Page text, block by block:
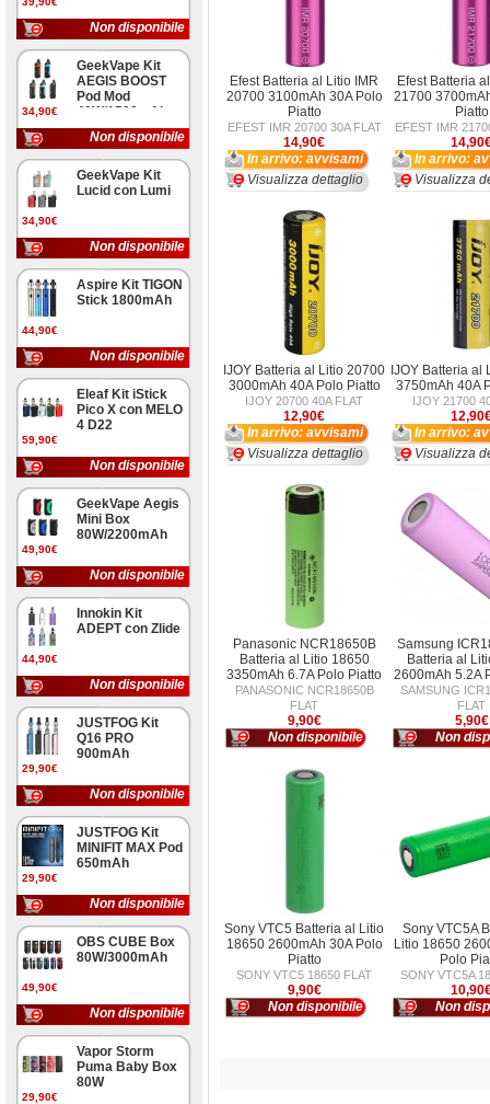
Non disponibile
34,90€
GeekVape Kit
AEGIS BOOST
Pod Mod
40W/1500mAh
Non disponibile
34,90€
GeekVape Kit
Lucid con Lumi
Non disponibile
44,90€
Aspire Kit TIGON
Stick 1800mAh
Non disponibile
59,90€
Eleaf Kit iStick
Pico X con MELO
4 D22
Non disponibile
49,90€
GeekVape Aegis
Mini Box
80W/2200mAh
Non disponibile
44,90€
Innokin Kit
ADEPT con Zlide
Non disponibile
29,90€
JUSTFOG Kit
Q16 PRO
900mAh
Non disponibile
29,90€
JUSTFOG Kit
MINIFIT MAX Pod
650mAh
Non disponibile
49,90€
OBS CUBE Box
80W/3000mAh
Non disponibile
29,90€
Vapor Storm
Puma Baby Box
80W
Efest Batteria al Litio IMR
20700 3100mAh 30A Polo
Piatto
EFEST IMR 20700 30A FLAT
14,90€
In arrivo: avvisami
Visualizza dettaglio
Efest Batteria
21700
Piatto
EFEST IMR
In arrivo:
Visualizza
IJOY Batteria al Litio 20700
3000mAh 40A Polo Piatto
IJOY 20700 40A FLAT
12,90€
In arrivo: avvisami
Visualizza dettaglio
IJOY Batteria al
3750mAh 40A
IJOY 21700
In arrivo:
Visualizza
Panasonic NCR18650B
Batteria al Litio 18650
3350mAh 6.7A Polo Piatto
PANASONIC NCR18650B
FLAT
9,90€
Non disponibile
Samsung
Batteria al
2600mAh 5.2A
SAMSUNG
FLAT
5,90€
Non
Sony VTC5 Batteria al Litio
18650 2600mAh 30A Polo
Piatto
SONY VTC5 18650 FLAT
9,90€
Non disponibile
Sony VTC5A
Litio 18650
Polo
SONY VTC5A
Non